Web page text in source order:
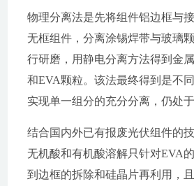
物理分离法是先将组件铝边框与
无框组件，分离涂锡焊带与玻璃
行研磨，用静电分离方法得到金
和EVA颗粒。该法最终得到是不
实现单一组分的充分分离，仍处
结合国内外已有报废光伏组件的
无机酸和有机酸溶解只针对EVA
到边框的拆除和硅晶片再利用，